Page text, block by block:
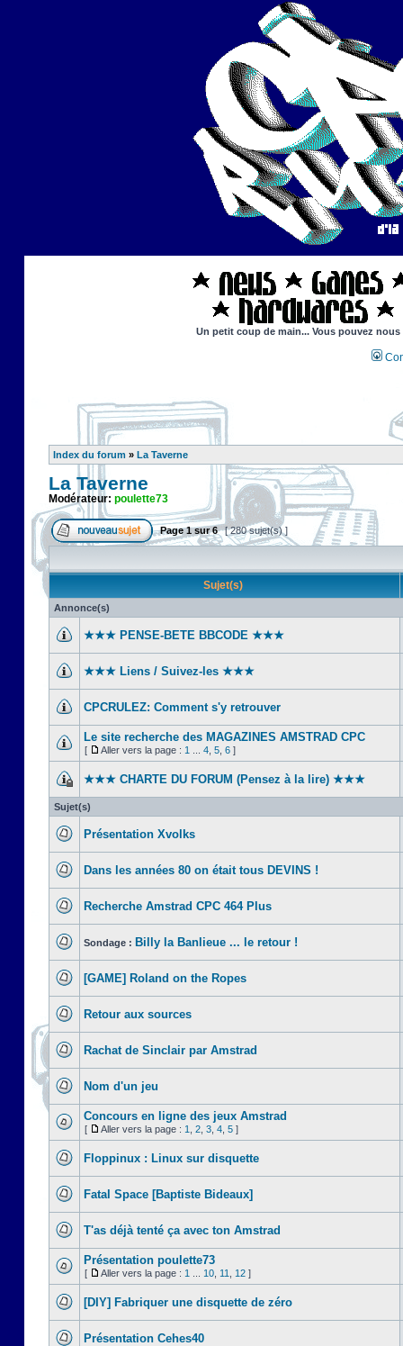
Un petit coup de main... Vous pouvez
Index du forum » La Taverne
La Taverne
Modérateur: poulette73
Page1sur6 [ 280 sujet(s) ]
Sujet(s)
Annonce(s)
★★★ PENSE-BETE BBCODE ★★★
★★★ Liens / Suivez-les ★★★
CPCRULEZ: Comment s'y retrouver‎
Le site recherche des MAGAZINES AMSTRAD CPC
[ Aller vers la page : 1 4 5 6 ]
★★★ CHARTE DU FORUM (Pensez à la lire) ★★★
Sujet(s)
Présentation Xvolks
Dans les années 80 on était tous DEVINS !
Recherche Amstrad CPC 464 Plus
Sondage : Billy la Banlieue ... le retour !
[GAME] Roland on the Ropes
Retour aux sources
Rachat de Sinclair par Amstrad
Nom d'un jeu
Concours en ligne des jeux Amstrad
[ Aller vers la page : 1 2 3 4 5 ]
Floppinux : Linux sur disquette
Fatal Space [Baptiste Bideaux]
T'as déjà tenté ça avec ton Amstrad
Présentation poulette73
[ Aller vers la page : 1 10 11 12 ]
[DIY] Fabriquer une disquette de zéro
Présentation Cehes40